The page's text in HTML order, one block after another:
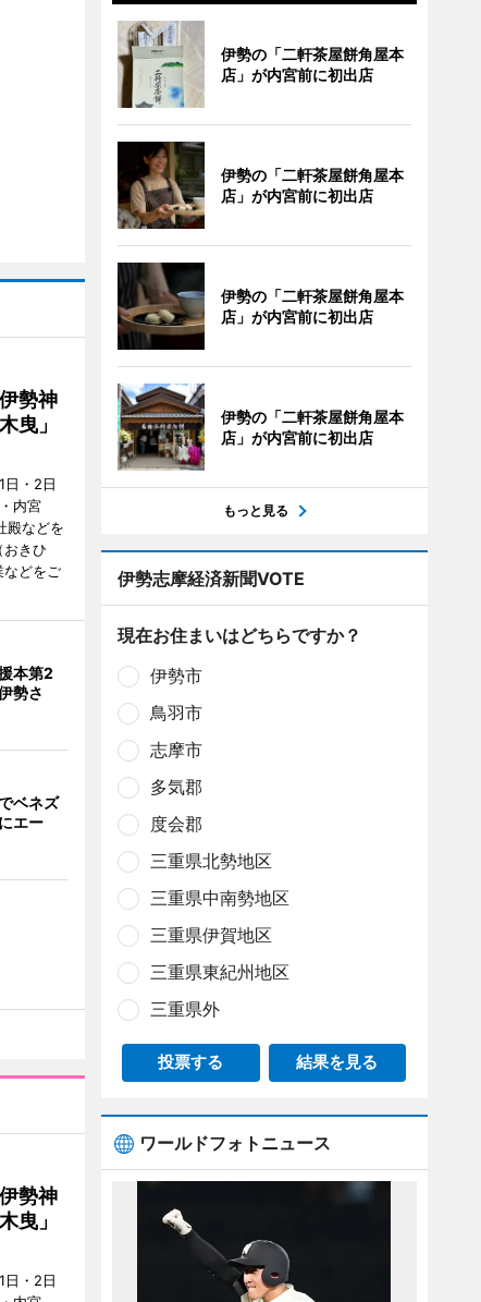
勢神
曳」
日・2日
内宮
殿などを
きひ
などをご
本第2
勢さ
ベネズ
エー
勢神
曳」
日・2日
伊勢の「二軒茶屋餅角屋本
店」が内宮前に初出店
伊勢の「二軒茶屋餅角屋本
店」が内宮前に初出店
伊勢の「二軒茶屋餅角屋本
店」が内宮前に初出店
伊勢の「二軒茶屋餅角屋本
店」が内宮前に初出店
もっと見る
伊勢志摩経済新聞VOTE
現在お住まいはどちらですか？
伊勢市
鳥羽市
志摩市
多気郡
度会郡
三重県北勢地区
三重県中南勢地区
三重県伊賀地区
三重県東紀州地区
三重県外
投票する 結果を見る
ワールドフォトニュース